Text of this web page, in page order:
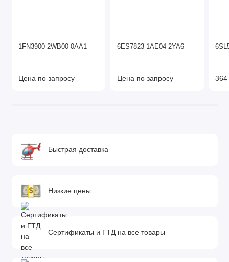
1FN3900-2WB00-0AA1
Цена по запросу
6ES7823-1AE04-2YA6
Цена по запросу 364
Быстрая доставка
Низкие цены
Сертификаты и ГТД на все товары